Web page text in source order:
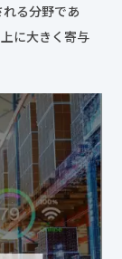
る分野であ
に大きく寄与